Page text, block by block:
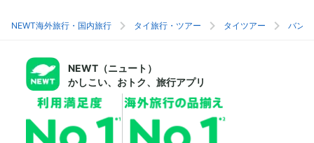
NEWT海外旅行・国内旅行 タイ旅行・ツアー タイツアー バン
NEWT（ニュート）
かしこい、おトク、旅行アプリ